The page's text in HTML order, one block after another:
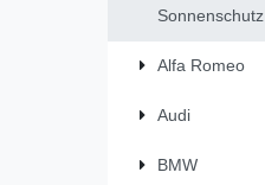
Sonnenschutz
Alfa Romeo
Audi
BMW